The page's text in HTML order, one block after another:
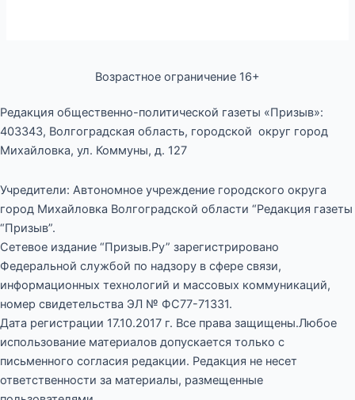
Возрастное ограничение 16+
Редакция общественно-политической газеты «Призыв»:
403343, Волгоградская область, городской округ город
Михайловка, ул. Коммуны, д. 127
Учредители: Автономное учреждение городского округа
город Михайловка Волгоградской области “Редакция газеты
“Призыв”.
Сетевое издание “Призыв.Ру” зарегистрировано
Федеральной службой по надзору в сфере связи,
информационных технологий и массовых коммуникаций,
номер свидетельства ЭЛ № ФС77-71331.
Дата регистрации 17.10.2017 г. Все права защищены.Любое
использование материалов допускается только с
письменного согласия редакции. Редакция не несет
ответственности за материалы, размещенные